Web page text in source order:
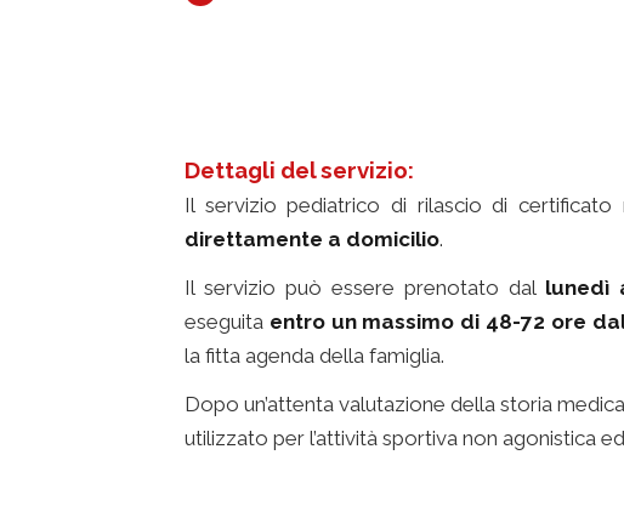
Dettagli del servizio:
Il servizio pediatrico di rilascio di
direttamente a domicilio.
Il servizio può essere prenotato dal lunedì
eseguita entro un massimo di 48-72 ore
la fitta agenda della famiglia.
Dopo un’attenta valutazione della storia
utilizzato per l’attività sportiva non agonistica